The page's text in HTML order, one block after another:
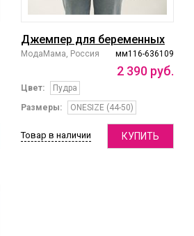
Джемпер для беременных
мм116-636109
МодаМама, Россия
2 390 руб.
Цвет:
Пудра
Размеры:
ONESIZE (44-50)
Товар в наличии КУПИТЬ